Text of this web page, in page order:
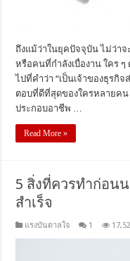
ถึงแม้ว่าในยุคปัจจุบัน ไม่ว่า
หรือคนที่กำลังเบื่องาน ใคร
ไปที่คำว่า “เป็นเจ้าของธุรกิ
ตอบที่ดีที่สุดของใครหลายคน
ประกอบอาชีพ …
Read More »
5 สิ่งที่ควรทำก่อน
สำเร็จ
แรงบันดาลใจ 1